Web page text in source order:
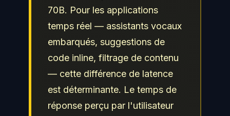
70B. Pour les applications
temps réel — assistants vocaux
embarqués, suggestions de
code inline, filtrage de contenu
— cette différence de latence
est déterminante. Le temps de
réponse perçu par l'utilisateur